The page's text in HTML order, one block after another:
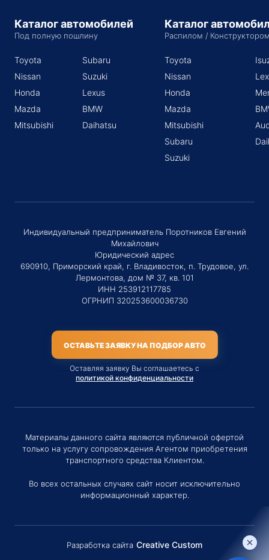
Каталог автомобилей
Под полную пошлину
Toyota
Nissan
Honda
Mazda
Mitsubishi
Subaru
Suzuki
Lexus
BMW
Daihatsu
Каталог
Распилом /
Toyota
Nissan
Honda
Mazda
Mitsubishi
Subaru
Suzuki
Индивидуальный предприниматель Поротников Евгений
Михайлович
Юридический адрес
690910, Приморский край, г. Владивосток, п. Трудовое, ул.
Лермонтова, дом № 37, кв. 101
ИНН 253912117785
ОГРНИП 320253600036730
ОСТАВЬТЕ ЗАЯВКУ НА ПОДБОР АВТО
Оставляя заявку Вы соглашаетесь с
политикой конфиденциальности
Материалы данного сайта являются публичной офертой
только на услугу сопровождения Агентом приобретения
транспортного средства Клиентом.
Во всех остальных случаях сайт носит исключительно
информационный характер.
Разработка сайта Creative Custom